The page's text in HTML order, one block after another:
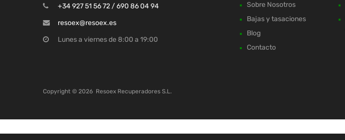
+34 927 51 56 72 / 690 86 04 94
resoex@resoex.es
Lunes a viernes de 8:00 a 19:00
Sobre Nosotros
Bajas y tasaciones
Blog
Contacto
Copyright © 2026 Resoex Recuperadores S.L.